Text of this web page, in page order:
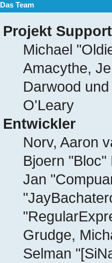
Das Team
Projekt Support
Michael
Amacythe,
Darwood
O'Leary
Entwickler
Norv, Aaron
Bjoern
Jan
Grudge,
Selman